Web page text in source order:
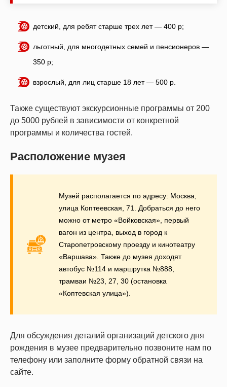
детский, для ребят старше трех лет — 400 р;
льготный, для многодетных семей и пенсионеров —
350 р;
взрослый, для лиц старше 18 лет — 500 р.
Также существуют экскурсионные программы от 200
до 5000 рублей в зависимости от конкретной
программы и количества гостей.
Расположение музея
Музей располагается по адресу: Москва,
улица Коптеевская, 71. Добраться до него
можно от метро «Войковская», первый
вагон из центра, выход в город к
Старопетровскому проезду и кинотеатру
«Варшава». Также до музея доходят
автобус №114 и маршрутка №888,
трамваи №23, 27, 30 (остановка
«Коптевская улица»).
Для обсуждения деталий организаций детского дня
рождения в музее предварительно позвоните нам по
телефону или заполните форму обратной связи на
сайте.